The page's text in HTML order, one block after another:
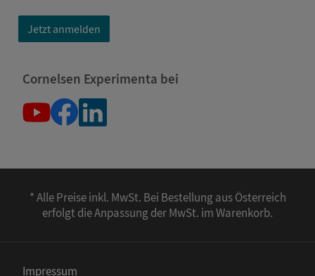
Jetzt anmelden
Cornelsen Experimenta bei
* Alle Preise inkl. MwSt. Bei Bestellung aus Österreich
erfolgt die Anpassung der MwSt. im Warenkorb.
Impressum